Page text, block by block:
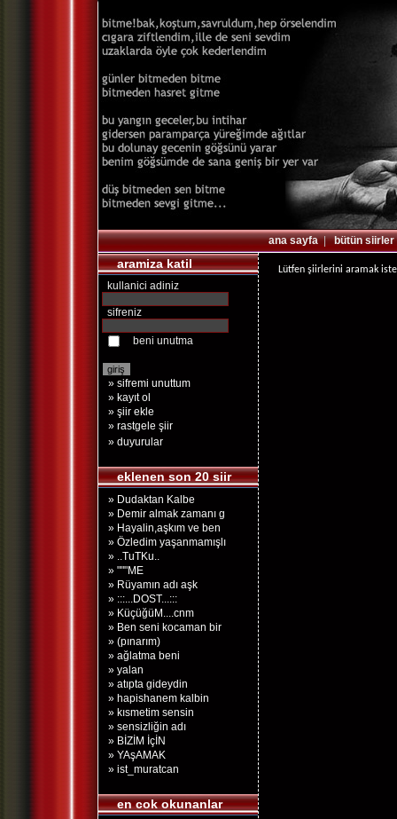
ana sayfa|bütün siirler
aramiza katil
kullanici adiniz
sifreniz
beni unutma
» sifremi unuttum
» kayıt ol
» şiir ekle
» rastgele şiir
» duyurular
eklenen son 20 siir
» Dudaktan Kalbe
» Demir almak zamanı g
» Hayalin,aşkım ve ben
» Özledim yaşanmamışlı
» ..TuTKu..
» """ME
» Rüyamın adı aşk
» :::...DOST...:::
» KüçüğüM....cnm
» Ben seni kocaman bir
» (pınarım)
» ağlatma beni
» yalan
» atıpta gideydin
» hapishanem kalbin
» kısmetim sensin
» sensizliğin adı
» BİZİM İçİN
» YAşAMAK
» ist_muratcan
en cok okunanlar
Lütfen şiirlerini aramak